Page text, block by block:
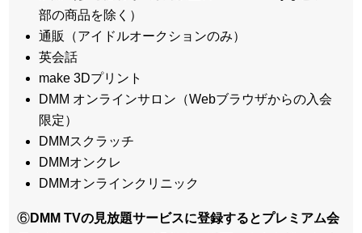
部の商品を除く）
通販（アイドルオークションのみ）
英会話
make 3Dプリント
DMM オンラインサロン（Webブラウザからの入会
限定）
DMMスクラッチ
DMMオンクレ
DMMオンラインクリニック
⑥DMM TVの見放題サービスに登録するとプレミアム会